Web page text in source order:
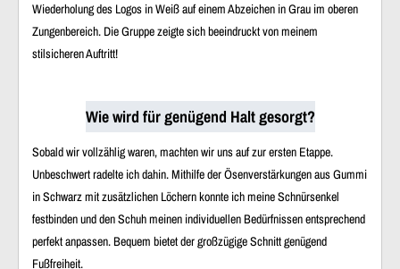
Wiederholung des Logos in Weiß auf einem Abzeichen in Grau im oberen
Zungenbereich. Die Gruppe zeigte sich beeindruckt von meinem
stilsicheren Auftritt!
Wie wird für genügend Halt gesorgt?
Sobald wir vollzählig waren, machten wir uns auf zur ersten Etappe.
Unbeschwert radelte ich dahin. Mithilfe der Ösenverstärkungen aus Gummi
in Schwarz mit zusätzlichen Löchern konnte ich meine Schnürsenkel
festbinden und den Schuh meinen individuellen Bedürfnissen entsprechend
perfekt anpassen. Bequem bietet der großzügige Schnitt genügend
Fußfreiheit.